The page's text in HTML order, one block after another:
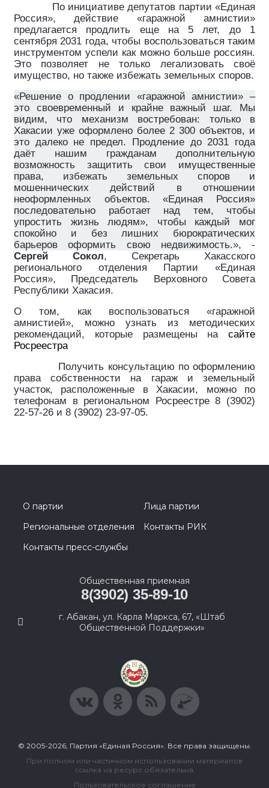
По инициативе депутатов партии «Единая
Россия», действие «гаражной амнистии»
предлагается продлить еще на 5 лет, до 1
сентября 2031 года, чтобы воспользоваться таким
инструментом успели как можно больше россиян.
Это позволяет не только легализовать своё
имущество, но также избежать земельных споров.
«Решение о продлении «гаражной амнистии» –
это своевременный и крайне важный шаг. Мы
видим, что механизм востребован: только в
Хакасии уже оформлено более 2 300 объектов, и
это далеко не предел. Продление до 2031 года
даёт нашим гражданам дополнительную
возможность защитить свои имущественные
права, избежать земельных споров и
мошеннических действий в отношении
неоформленных объектов. «Единая Россия»
последовательно работает над тем, чтобы
упростить жизнь людям», чтобы каждый мог
спокойно и без лишних бюрократических
барьеров оформить свою недвижимость.», ­-
Сергей Сокол, Секретарь Хакасского
регионального отделения Партии «Единая
Россия», Председатель Верховного Совета
Республики Хакасия.
О том, как воспользоваться «гаражной
амнистией», можно узнать из методических
рекомендаций, которые размещены на сайте
Росреестра
Получить консультацию по оформлению
права собственности на гараж и земельный
участок, расположенные в Хакасии, можно по
телефонам в региональном Росреестре 8 (3902)
22-57-26 и 8 (3902) 23-97-05.
О партии
Лица партии
Региональные отделения
Контакты РИК
Контакты пресс-службы
Общественная приемная
8(3902) 35-89-10
г. Абакан, ул. Карла Маркса, 67, «Штаб
Общественной Поддержки»
© 2005-2026, Партия «Единая Россия». Все права защищены.
При полном или частичном использовании материалов
ссылка на ресурс обязательна.
Пользовательское соглашение